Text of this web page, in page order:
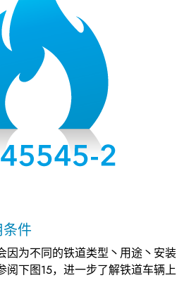
件
因为不同的铁道类型丶用途丶安装
阅下图15，进一步了解铁道车辆上